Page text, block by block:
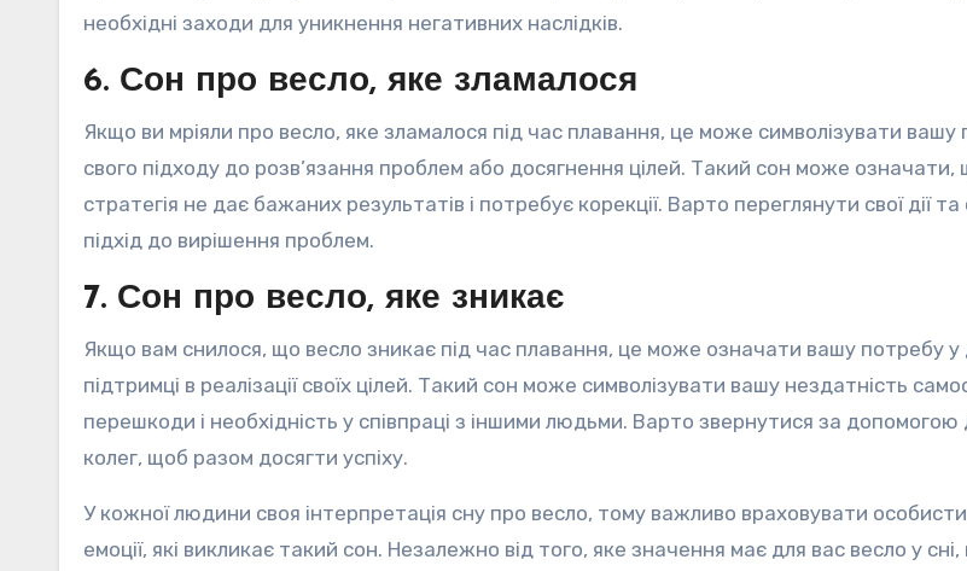
необхідні заходи для уникнення негативних наслідків.
6. Сон про весло, яке зламалося
Якщо ви мріяли про весло, яке зламалося під час плавання, це може символізувати вашу
свого підходу до розв’язання проблем або досягнення цілей. Такий сон може
стратегія не дає бажаних результатів і потребує корекції. Варто переглянути свої дії
підхід до вирішення проблем.
7. Сон про весло, яке зникає
Якщо вам снилося, що весло зникає під час плавання, це може означати вашу потребу у
підтримці в реалізації своїх цілей. Такий сон може символізувати вашу нездатність
перешкоди і необхідність у співпраці з іншими людьми. Варто звернутися за допомогою
колег, щоб разом досягти успіху.
У кожної людини своя інтерпретація сну про весло, тому важливо враховувати
емоції, які викликає такий сон. Незалежно від того, яке значення має для вас весло у